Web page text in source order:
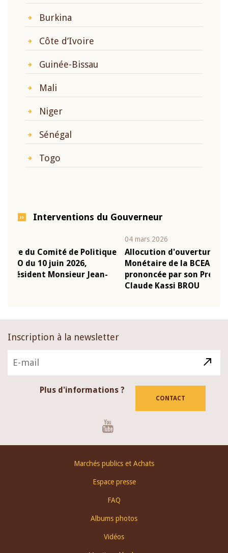
Burkina
Côte d’Ivoire
Guinée-Bissau
Mali
Niger
Sénégal
Togo
Interventions du Gouverneur
Allocution d'ouverture du Comité de Politique
Monétaire de la BCEAO du 4 mars 2026,
prononcée par son Président Monsieur Jean-
Inscription à la newsletter
Plus d'informations ?
CONTACT
Marchés publics et Achats
Espace presse
FAQ
Albums photos
Vidéos